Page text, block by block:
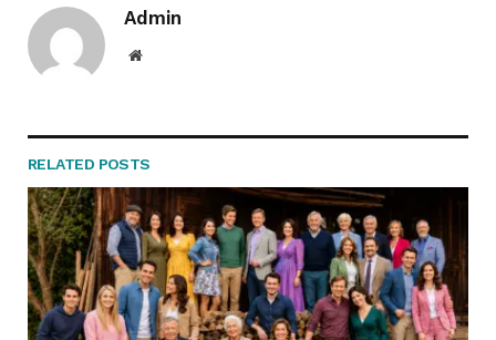
Admin
Website
RELATED POSTS